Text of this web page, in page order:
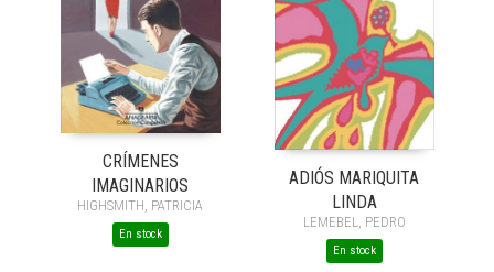
CRÍMENES
IMAGINARIOS
HIGHSMITH, PATRICIA
En stock
ADIÓS MARIQUITA
LINDA
LEMEBEL, PEDRO
En stock